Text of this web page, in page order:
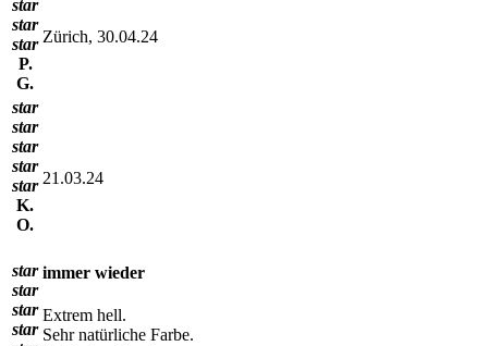
star
star
star
P.
G.
Zürich, 30.04.24
star
star
star
star
star
K.
O.
21.03.24
star
star
star
star
immer wieder
Extrem hell.
Sehr natürliche Farbe.